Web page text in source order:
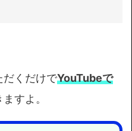
だくだけでYouTubeで
すよ。